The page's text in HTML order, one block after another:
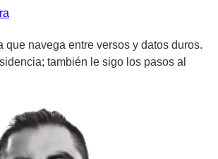
que navega entre versos y datos duros.
también le sigo los pasos al